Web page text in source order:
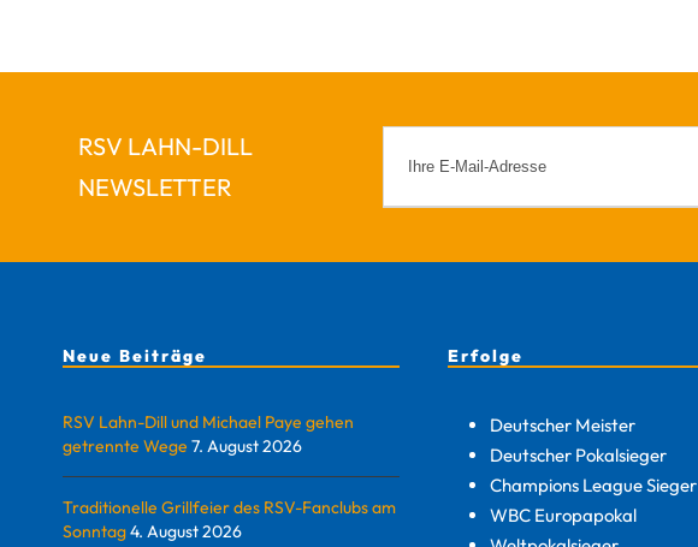
RSV LAHN-DILL
NEWSLETTER
Neue Beiträge
RSV Lahn-Dill und Michael Paye gehen
getrennte Wege 7. August 2026
Traditionelle Grillfeier des RSV-Fanclubs am
Sonntag4. August 2026
Erfolge
Deutscher Meister
Deutscher Pokalsieger
Champions League Sieger
WBC Europapokal